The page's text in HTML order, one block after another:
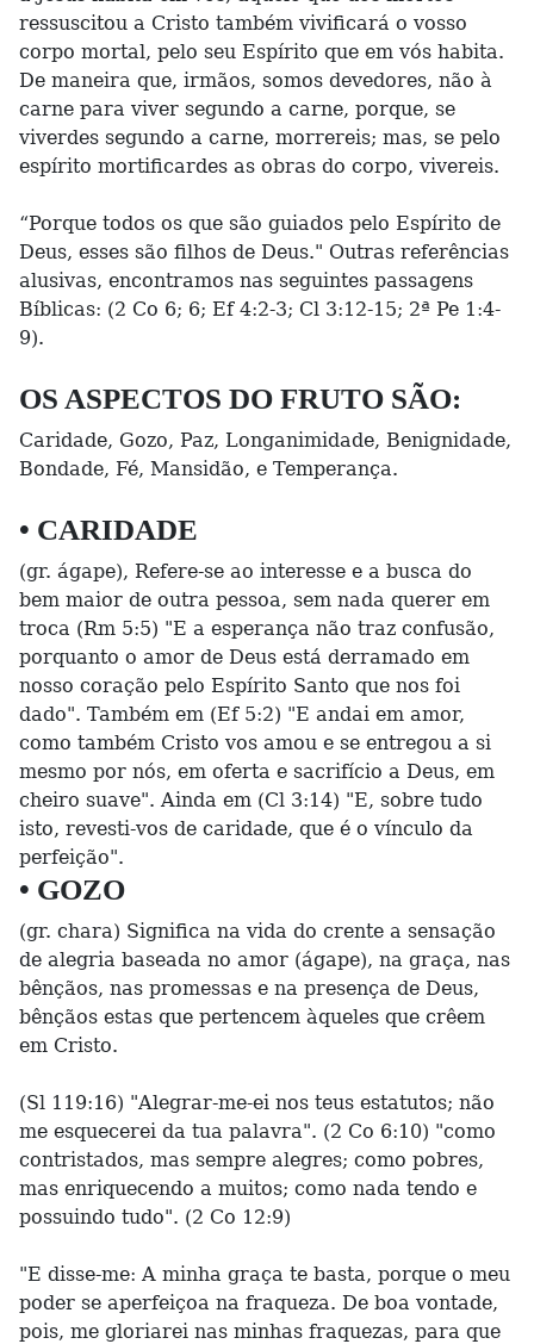
ressuscitou a Cristo também vivificará o vosso
corpo mortal, pelo seu Espírito que em vós habita.
De maneira que, irmãos, somos devedores, não à
carne para viver segundo a carne, porque, se
viverdes segundo a carne, morrereis; mas, se pelo
espírito mortificardes as obras do corpo, vivereis.
“Porque todos os que são guiados pelo Espírito de
Deus, esses são filhos de Deus." Outras referências
alusivas, encontramos nas seguintes passagens
Bíblicas: (2 Co 6; 6; Ef 4:2-3; Cl 3:12-15; 2ª Pe 1:4-
9).
OS ASPECTOS DO FRUTO SÃO:
Caridade, Gozo, Paz, Longanimidade, Benignidade,
Bondade, Fé, Mansidão, e Temperança.
• CARIDADE
(gr. ágape), Refere-se ao interesse e a busca do
bem maior de outra pessoa, sem nada querer em
troca (Rm 5:5) "E a esperança não traz confusão,
porquanto o amor de Deus está derramado em
nosso coração pelo Espírito Santo que nos foi
dado". Também em (Ef 5:2) "E andai em amor,
como também Cristo vos amou e se entregou a si
mesmo por nós, em oferta e sacrifício a Deus, em
cheiro suave". Ainda em (Cl 3:14) "E, sobre tudo
isto, revesti-vos de caridade, que é o vínculo da
perfeição".
• GOZO
(gr. chara) Significa na vida do crente a sensação
de alegria baseada no amor (ágape), na graça, nas
bênçãos, nas promessas e na presença de Deus,
bênçãos estas que pertencem àqueles que crêem
em Cristo.
(Sl 119:16) "Alegrar-me-ei nos teus estatutos; não
me esquecerei da tua palavra". (2 Co 6:10) "como
contristados, mas sempre alegres; como pobres,
mas enriquecendo a muitos; como nada tendo e
possuindo tudo". (2 Co 12:9)
"E disse-me: A minha graça te basta, porque o meu
poder se aperfeiçoa na fraqueza. De boa vontade,
pois, me gloriarei nas minhas fraquezas, para que